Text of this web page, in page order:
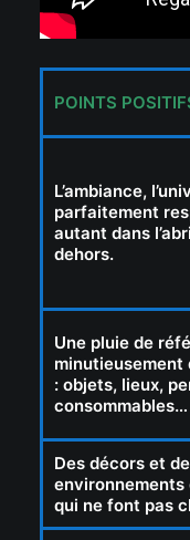
POINTS
L’ambiance,
parfaitement
autant dans
dehors.
Une pluie de
minutieusement
: objets, lieux,
consommables…
Des décors et
environnements
qui ne font pas